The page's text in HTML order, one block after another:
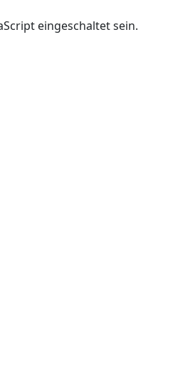
eingeschaltet sein.